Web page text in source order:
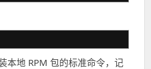
本地 RPM 包的标准命令，记